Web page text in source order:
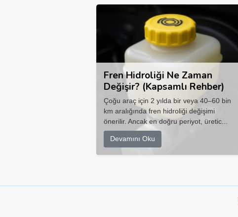
Fren Hidroliği Ne Zaman
Değişir? (Kapsamlı Rehber)
Çoğu araç için 2 yılda bir veya 40–60 bin
km aralığında fren hidroliği değişimi
önerilir. Ancak en doğru periyot, üretic...
Devamını Oku